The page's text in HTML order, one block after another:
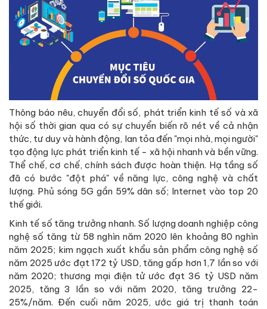
Thông báo nêu, chuyển đổi số, phát triển kinh tế số và xã
hội số thời gian qua có sự chuyển biến rõ nét về cả nhận
thức, tư duy và hành động, lan tỏa đến "mọi nhà, mọi người"
tạo động lực phát triển kinh tế - xã hội nhanh và bền vững.
Thể chế, cơ chế, chính sách được hoàn thiện. Hạ tầng số
đã có bước "đột phá" về năng lực, công nghệ và chất
lượng. Phủ sóng 5G gần 59% dân số; Internet vào top 20
thế giới.
Kinh tế số tăng trưởng nhanh. Số lượng doanh nghiệp công
nghệ số tăng từ 58 nghìn năm 2020 lên khoảng 80 nghìn
năm 2025; kim ngạch xuất khẩu sản phẩm công nghệ số
năm 2025 ước đạt 172 tỷ USD, tăng gấp hơn 1,7 lần so với
năm 2020; thương mại điện tử ước đạt 36 tỷ USD năm
2025, tăng 3 lần so với năm 2020, tăng trưởng 22-
25%/năm. Đến cuối năm 2025, ước giá trị thanh toán